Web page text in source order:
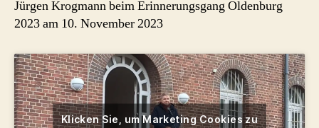
Jürgen Krogmann beim Erinnerungsgang Oldenburg
2023 am 10. November 2023
Klicken Sie, um Marketing Cookies zu